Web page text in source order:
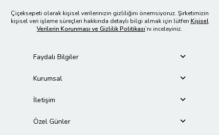
Çiçeksepeti olarak kişisel verilerinizin gizliliğini önemsiyoruz. Şirketimizin
kişisel veri işleme süreçleri hakkında detaylı bilgi almak için lütfen Kişisel
Verilerin Korunması ve Gizlilik Politikası’nı inceleyiniz.
Faydalı Bilgiler
Kurumsal
İletişim
Özel Günler